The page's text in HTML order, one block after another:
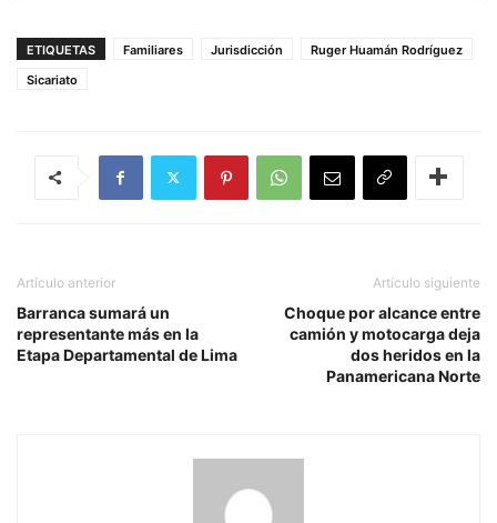
ETIQUETAS Familiares Jurisdicción
Ruger Huamán Rodríguez
Sicariato
Artículo anterior
Barranca sumará un
representante más en la
Etapa Departamental de Lima
Artículo siguiente
Choque por alcance entre
camión y motocarga deja
dos heridos en la
Panamericana Norte